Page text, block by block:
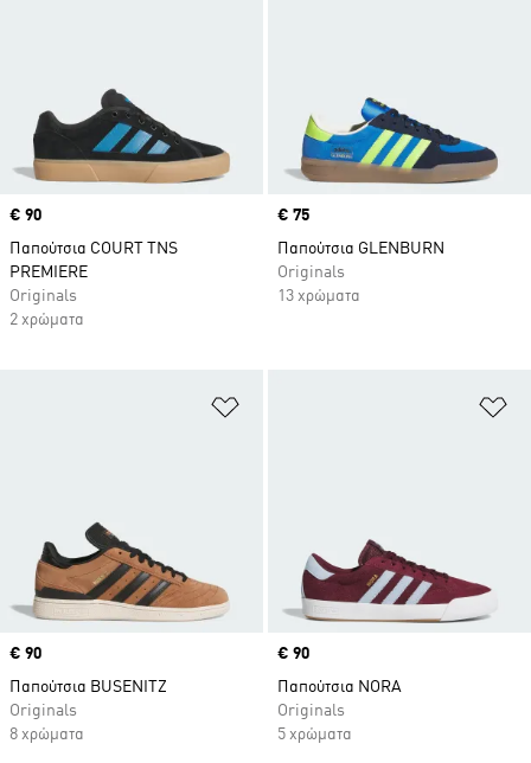
Price
€ 90
Παπούτσια COURT TNS
PREMIERE
Originals
2 χρώματα
Price
€ 75
Παπούτσια GLENBURN
Originals
13 χρώματα
Προσθήκη στη Λίστα Επιθυμιών
Price
€ 90
Παπούτσια BUSENITZ
Originals
8 χρώματα
Price
€ 90
Παπούτσια NORA
Originals
5 χρώματα